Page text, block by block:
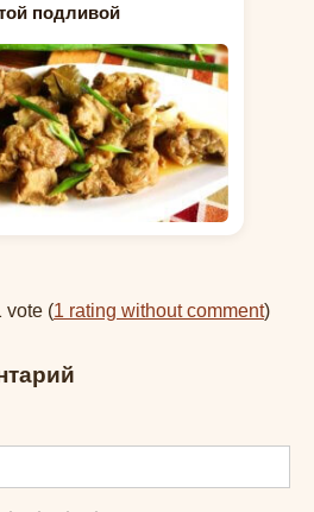
подливой
vote (1 rating without comment)